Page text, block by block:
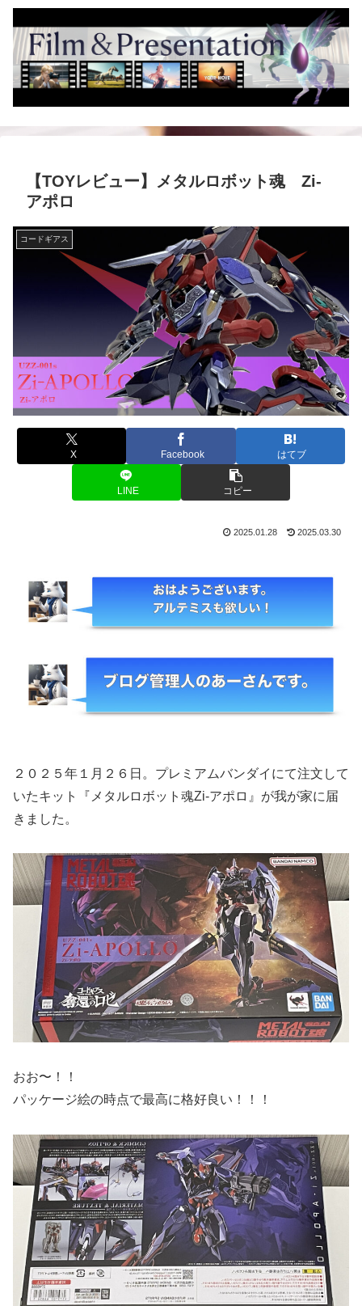
【TOYレビュー】メタルロボット魂 Zi-
アポロ
コードギアス
X Facebook はてブ
LINE コピー
2025.01.28 2025.03.30
２０２５年１月２６日。プレミアムバンダイにて注文して
いたキット『メタルロボット魂Zi-アポロ』が我が家に届
きました。
おお〜！！
パッケージ絵の時点で最高に格好良い！！！